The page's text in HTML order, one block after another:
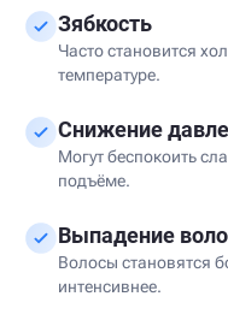
Зябкость
Часто становится
температуре.
Снижение
Могут беспокоить
подъёме.
Выпадение
Волосы становятся
интенсивнее.